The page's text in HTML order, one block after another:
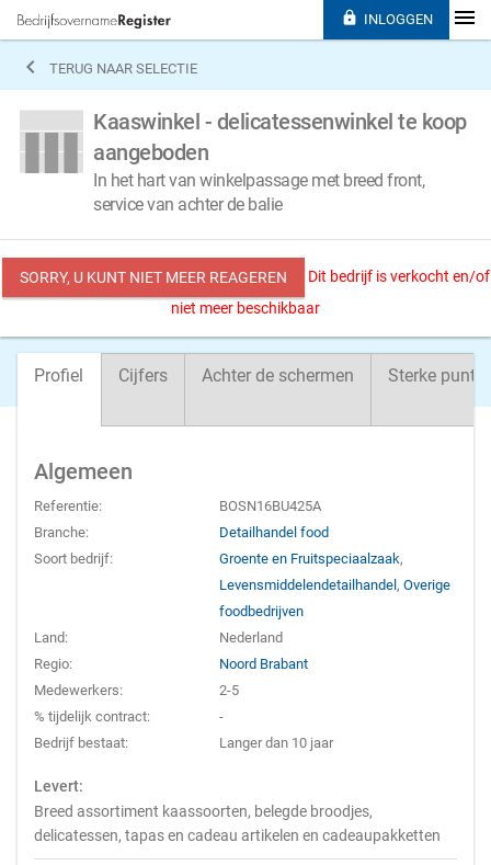
 TERUG NAAR SELECTIE
Kaaswinkel - delicatessenwinkel te koop
aangeboden
In het hart van winkelpassage met breed front,
service van achter de balie
SORRY, U KUNT NIET MEER REAGEREN
Dit bedrijf is verkocht en/of
niet meer beschikbaar
Profiel Cijfers Achter de schermen Sterke
Algemeen
Referentie:
BOSN16BU425A
Branche:
Detailhandel food
Soort bedrijf:
Groente en Fruitspeciaalzaak,
Levensmiddelendetailhandel,Overige
foodbedrijven
Land:
Nederland
Regio:
Noord Brabant
Medewerkers:
2-5
% tijdelijk contract:
-
Bedrijf bestaat:
Langer dan 10 jaar
Levert:
Breed assortiment kaassoorten, belegde broodjes,
delicatessen, tapas en cadeau artikelen en cadeaupakketten
 INLOGGEN